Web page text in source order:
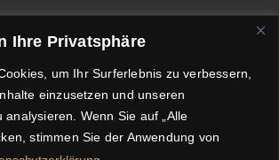
Ihre Privatsphäre
um Ihr Surferlebnis zu verbessern,
einzusetzen und unseren
analysieren. Wenn Sie auf „Alle
stimmen Sie der Anwendung von
Geschäftsbedingungen
Impressum